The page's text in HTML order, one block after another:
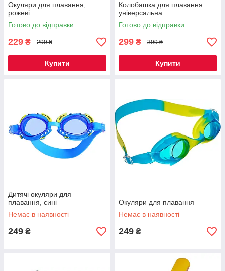
Окуляри для плавання,
рожеві
Готово до відправки
229 ₴ 299 ₴
Купити
Колобашка для плавання
універсальна
Готово до відправки
299 ₴ 399 ₴
Купити
Дитячі окуляри для
плавання, сині
Немає в наявності
249 ₴
Окуляри для плавання
Немає в наявності
249 ₴